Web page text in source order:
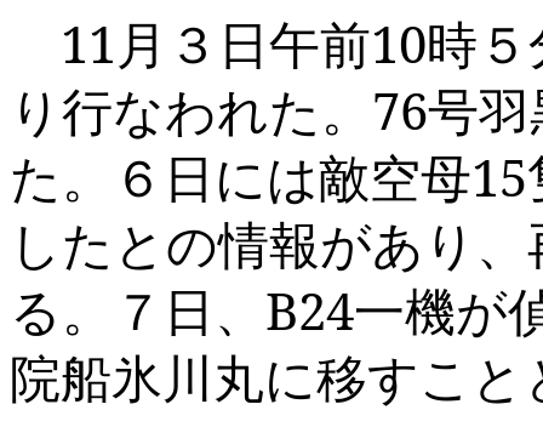
11月３日午前10時
り行なわれた。 76号
た。６日には敵空母15
したとの情報があり
る。７日、 B24一機が
院船氷川丸に移すこ